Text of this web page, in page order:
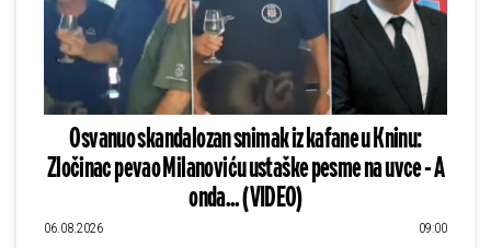
Osvanuo skandalozan snimak iz kafane u Kninu:
Zločinac pevao Milanoviću ustaške pesme na uvce - A
onda... (VIDEO)
06.08.2026 09:00